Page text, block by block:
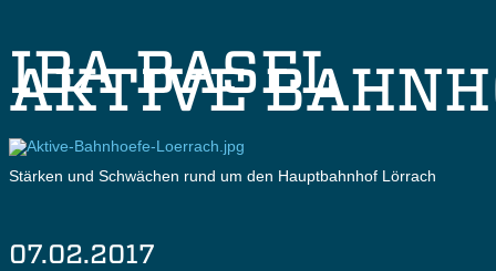
IBA BASEL
AKTIVE
Stärken und Schwächen rund um den Hauptbahnhof Lörrach
07.02.2017